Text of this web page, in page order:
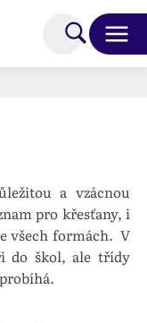
a vzácnou
pro křesťany, i
všech formách. V
do škol, ale třídy